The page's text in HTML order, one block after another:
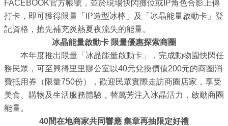
發
導
商
FACEBOOK官方帳號，並於現場快閃攤位或IP角色合影上傳
打卡，即可獲得限量「IP造型冰棒」及「冰晶能量啟動卡」登
記資格，搶先補充炎熱夏夜流失的能量。
冰晶能量啟動卡 限量優惠探索商圈
本年度推出限量「冰晶能量啟動卡」，完成動物園快閃任
務民眾，可至興得里里辦公室以40元兌換價值200元的商圈消
費抵用券（限量750份），歡迎民眾實際走訪商圈店家，享受
美食、購物及生活服務體驗，替萬芳注入冰晶活力，啟動商圈
能量。
40間在地商家共同響應 集章再抽限定好禮